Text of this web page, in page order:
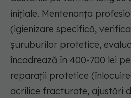
inițiale. Mentenanța
(igienizare specifică,
șuruburilor protetice,
încadrează în 400-700 lei
reparații protetice
acrilice fracturate, ajustări